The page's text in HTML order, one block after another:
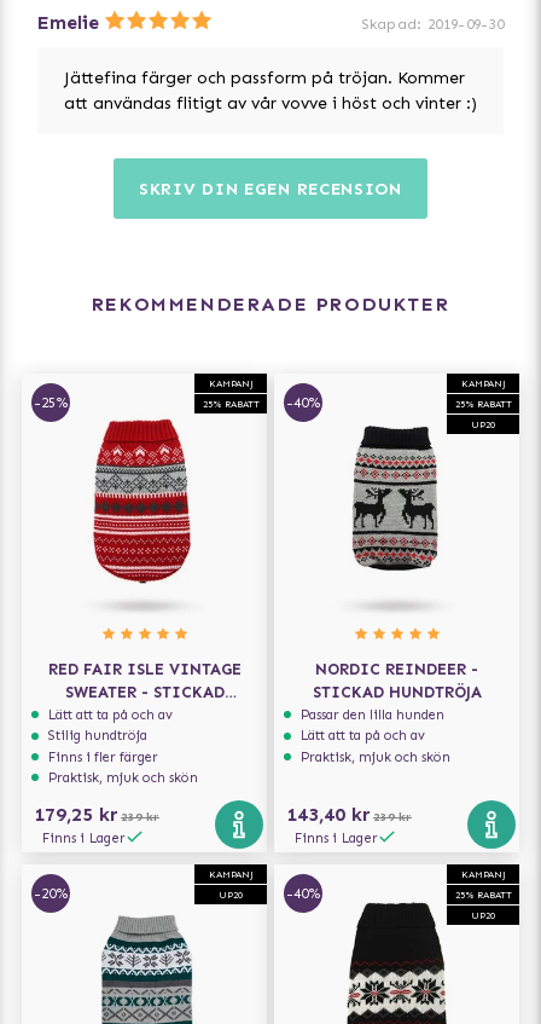
Emelie Skapad: 2019-09-30
Jättefina färger och passform på tröjan. Kommer
att användas flitigt av vår vovve i höst och vinter :)
SKRIV DIN EGEN RECENSION
REKOMMENDERADE PRODUKTER
KAMPANJ
25% RABATT
-25%
RED FAIR ISLE VINTAGE
SWEATER - STICKAD
HUNDTRÖJA
Lätt att ta på och av
Stilig hundtröja
Finns i fler färger
Praktisk, mjuk och skön
179,25 kr 239 kr
Finns i Lager
KAMPANJ
25% RABATT
UP20
-40%
NORDIC REINDEER -
STICKAD HUNDTRÖJA
Passar den lilla hunden
Lätt att ta på och av
Praktisk, mjuk och skön
143,40 kr 239 kr
Finns i Lager
KAMPANJ
UP20
-20%
KAMPANJ
25% RABATT
UP20
-40%